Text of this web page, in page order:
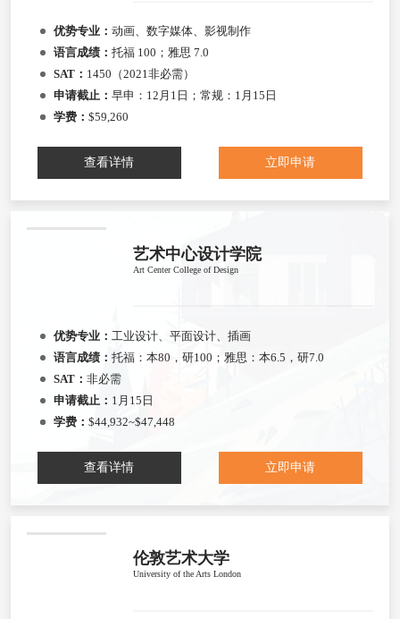
优势专业： 动画、数字媒体、影视制作
语言成绩： 托福 100；雅思 7.0
SAT： 1450（2021非必需）
申请截止： 早申：12月1日；常规：1月15日
学费： $59,260
查看详情 立即申请
艺术中心设计学院
Art Center College of Design
优势专业： 工业设计、平面设计、插画
语言成绩： 托福：本80，研100；雅思：本6.5，研7.0
SAT： 非必需
申请截止： 1月15日
学费： $44,932~$47,448
查看详情 立即申请
伦敦艺术大学
University of the Arts London